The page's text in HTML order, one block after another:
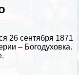
26 сентября 1871
– Богодуховка.